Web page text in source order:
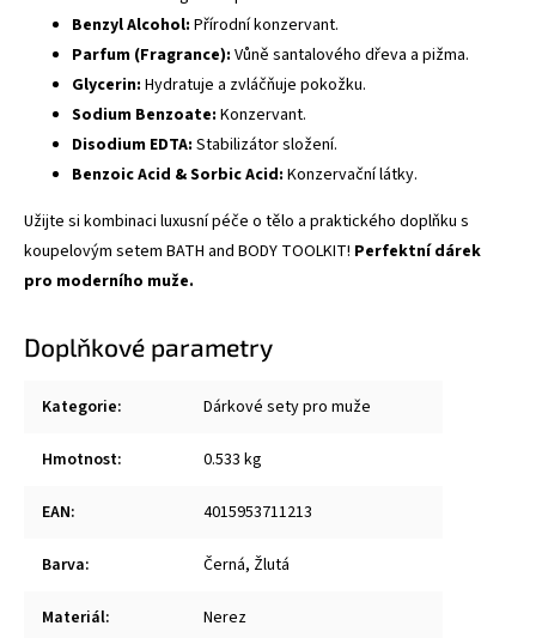
Benzyl Alcohol: Přírodní konzervant.
Parfum (Fragrance): Vůně santalového dřeva a pižma.
Glycerin: Hydratuje a zvláčňuje pokožku.
Sodium Benzoate: Konzervant.
Disodium EDTA: Stabilizátor složení.
Benzoic Acid & Sorbic Acid: Konzervační látky.
Užijte si kombinaci luxusní péče o tělo a praktického doplňku s
koupelovým setem BATH and BODY TOOLKIT! Perfektní dárek
pro moderního muže.
Doplňkové parametry
Kategorie: Dárkové sety pro muže
Hmotnost: 0.533 kg
EAN: 4015953711213
Barva: Černá, Žlutá
Materiál: Nerez